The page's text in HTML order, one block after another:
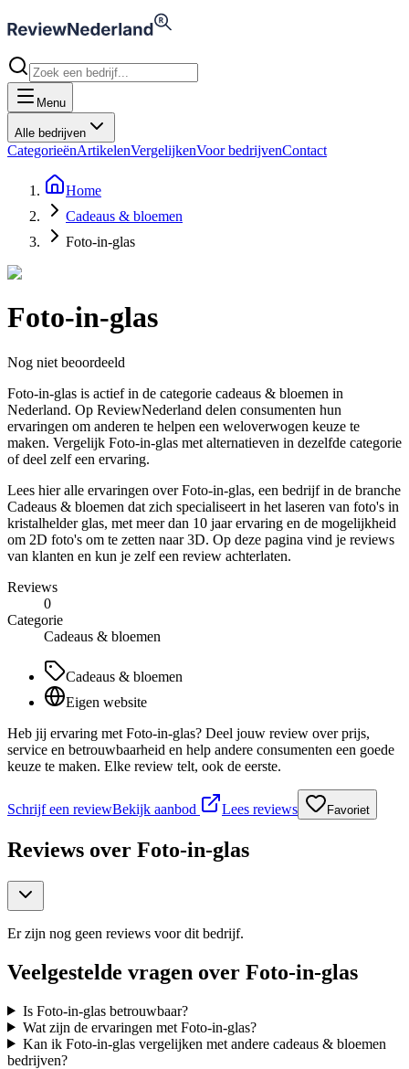
Menu
Alle bedrijven
CategorieënArtikelenVergelijkenVoor bedrijvenContact
Home
Cadeaus & bloemen
Foto-in-glas
Foto-in-glas
Nog niet beoordeeld
Foto-in-glas is actief in de categorie cadeaus & bloemen in
Nederland. Op ReviewNederland delen consumenten hun
ervaringen om anderen te helpen een weloverwogen keuze te
maken. Vergelijk Foto-in-glas met alternatieven in dezelfde categorie
of deel zelf een ervaring.
Lees hier alle ervaringen over Foto-in-glas, een bedrijf in de branche
Cadeaus & bloemen dat zich specialiseert in het laseren van foto's in
kristalhelder glas, met meer dan 10 jaar ervaring en de mogelijkheid
om 2D foto's om te zetten naar 3D. Op deze pagina vind je reviews
van klanten en kun je zelf een review achterlaten.
Reviews
0
Categorie
Cadeaus & bloemen
Cadeaus & bloemen
Eigen website
Heb jij ervaring met Foto-in-glas? Deel jouw review over prijs,
service en betrouwbaarheid en help andere consumenten een goede
keuze te maken. Elke review telt, ook de eerste.
Schrijf een reviewBekijk aanbod Lees reviews Favoriet
Reviews over Foto-in-glas
Er zijn nog geen reviews voor dit bedrijf.
Veelgestelde vragen over Foto-in-glas
Is Foto-in-glas betrouwbaar?
Wat zijn de ervaringen met Foto-in-glas?
Kan ik Foto-in-glas vergelijken met andere cadeaus & bloemen
bedrijven?